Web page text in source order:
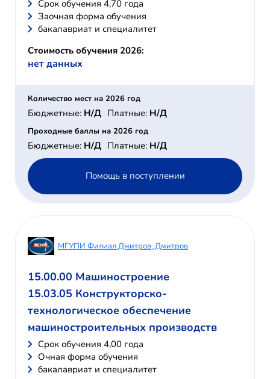
Cрок обучения 4,70 года
Заочная форма обучения
бакалавриат и специалитет
Стоимость обучения 2026:
нет данных
Количество мест на 2026 год
Бюджетные: Н/Д Платные: Н/Д
Проходные баллы на 2026 год
Бюджетные: Н/Д Платные: Н/Д
Помощь в поступлении
МГУПИ Филиал Дмитров, Дмитров
15.00.00 Машиностроение
15.03.05 Конструкторско-
технологическое обеспечение
машиностроительных производств
Cрок обучения 4,00 года
Очная форма обучения
бакалавриат и специалитет